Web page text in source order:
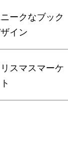
ークなブック
イン
スマスマーケ